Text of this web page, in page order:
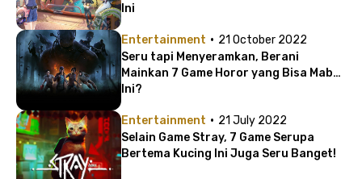
Ini
Entertainment · 21 October 2022
Seru tapi Menyeramkan, Berani
Mainkan 7 Game Horor yang Bisa Mabar
Ini?
Entertainment · 21 July 2022
Selain Game Stray, 7 Game Serupa
Bertema Kucing Ini Juga Seru Banget!